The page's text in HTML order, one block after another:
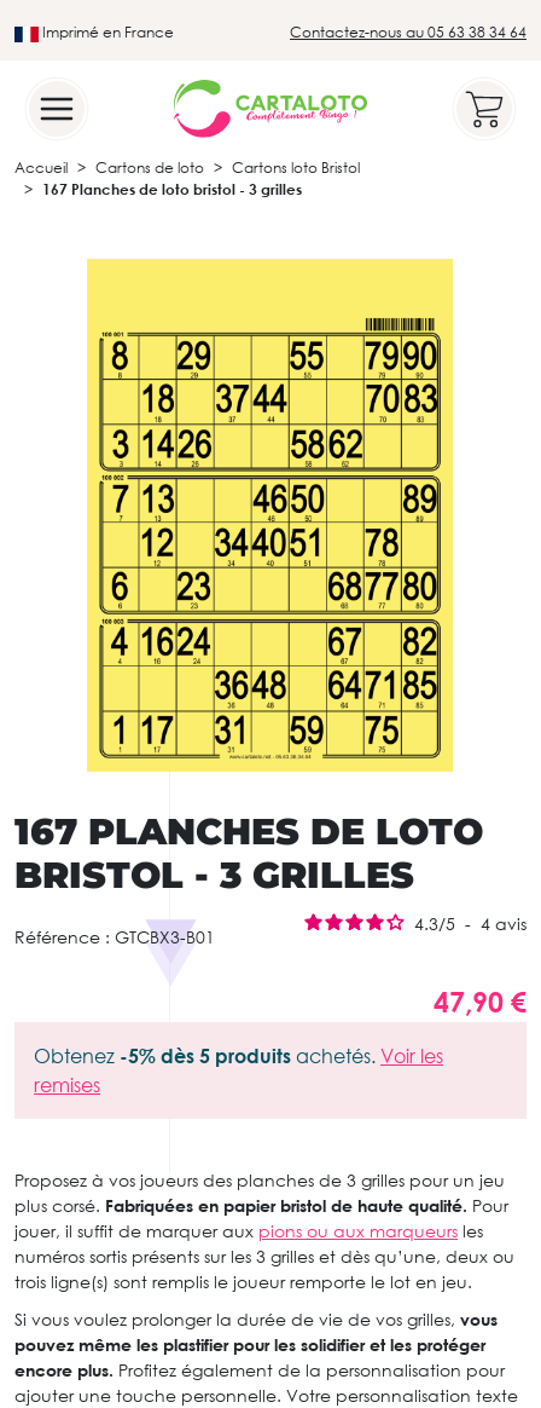
Imprimé en France Contactez-nous au 05 63 38 34 64
Accueil Cartons de loto
Cartons loto Bristol
167 Planches de loto bristol - 3 grilles
167 PLANCHES DE LOTO
BRISTOL - 3 GRILLES
Référence : GTCBX3-B01
4.3/5 - 4 avis
47,90 €
Obtenez -5% dès 5 produits achetés. Voir les
remises
Proposez à vos joueurs des planches de 3 grilles pour un jeu
plus corsé. Fabriquées en papier bristol de haute qualité. Pour
jouer, il suffit de marquer aux pions ou aux marqueurs les
numéros sortis présents sur les 3 grilles et dès qu’une, deux ou
trois ligne(s) sont remplis le joueur remporte le lot en jeu.
Si vous voulez prolonger la durée de vie de vos grilles, vous
pouvez même les plastifier pour les solidifier et les protéger
encore plus. Profitez également de la personnalisation pour
ajouter une touche personnelle. Votre personnalisation texte